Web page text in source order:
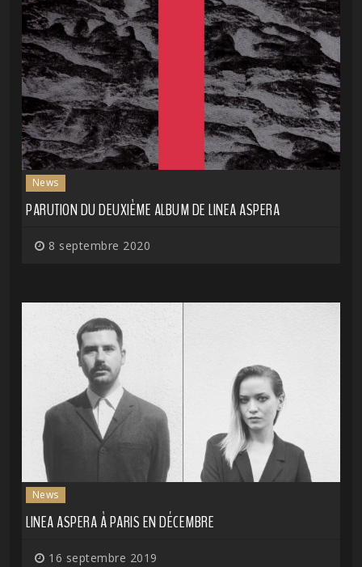
News
PARUTION DU DEUXIÈME ALBUM DE LINEA ASPERA
8 septembre 2020
News
LINEA ASPERA À PARIS EN DÉCEMBRE
16 septembre 2019